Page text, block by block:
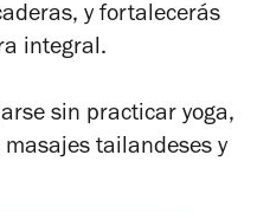
y fortalecerás
integral.
sin practicar yoga,
tailandeses y